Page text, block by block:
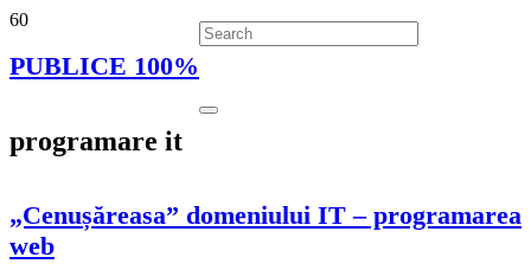
PUBLICE 100%
programare it
„Cenușăreasa” domeniului IT – programarea
web